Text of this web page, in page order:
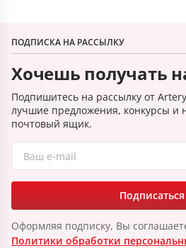
ПОДПИСКА НА РАССЫЛКУ
Хочешь получать
Подпишитесь на рассылку от
лучшие предложения, конкурсы и
почтовый ящик.
Подписаться
Оформляя подписку, Вы
Политики обработки